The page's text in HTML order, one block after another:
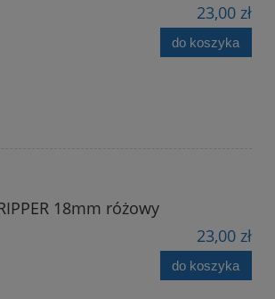
23,00 zł
do koszyka
18mm różowy
23,00 zł
do koszyka